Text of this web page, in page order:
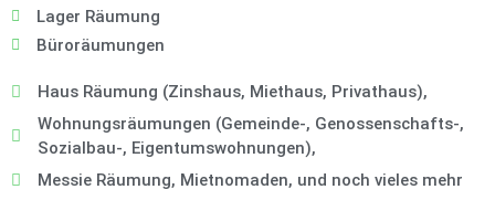
Lager Räumung
Büroräumungen
Haus Räumung (Zinshaus, Miethaus, Privathaus),
Wohnungsräumungen (Gemeinde-, Genossenschafts-,
Sozialbau-, Eigentumswohnungen),
Messie Räumung, Mietnomaden, und noch vieles mehr